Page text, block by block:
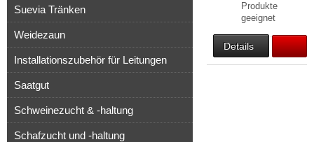
Produkte
geeignet
Details
Suevia Tränken
Weidezaun
Installationszubehör für Leitungen
Saatgut
Schweinezucht & -haltung
Schafzucht und -haltung